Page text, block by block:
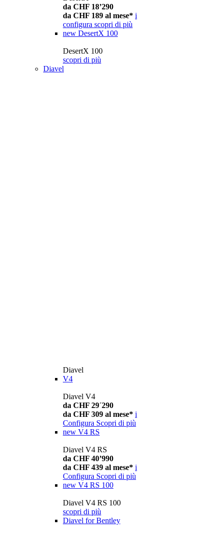
da CHF 18’290
da CHF 189 al mese* i
configura scopri di più
new DesertX 100
DesertX 100
scopri di più
Diavel
Diavel
V4
Diavel V4
da CHF 29´290
da CHF 309 al mese* i
Configura Scopri di più
new V4 RS
Diavel V4 RS
da CHF 40’990
da CHF 439 al mese* i
Configura Scopri di più
new V4 RS 100
Diavel V4 RS 100
scopri di più
Diavel for Bentley